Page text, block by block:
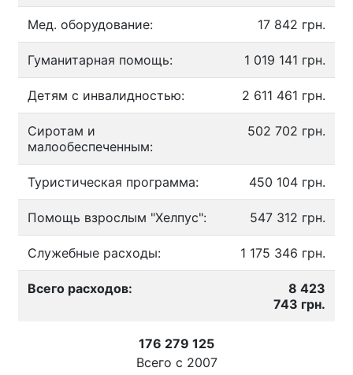
Мед. оборудование: 17 842 грн.
Гуманитарная помощь: 1 019 141 грн.
Детям с инвалидностью: 2 611 461 грн.
Сиротам и
малообеспеченным:
502 702 грн.
Туристическая программа: 450 104 грн.
Помощь взрослым "Хелпус": 547 312 грн.
Служебные расходы: 1 175 346 грн.
Всего расходов:
8 423
743 грн.
176 279 125
Всего с 2007